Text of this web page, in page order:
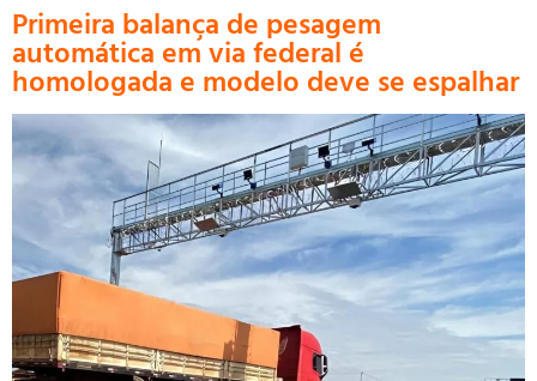
Primeira balança de pesagem
automática em via federal é
homologada e modelo deve se espalhar